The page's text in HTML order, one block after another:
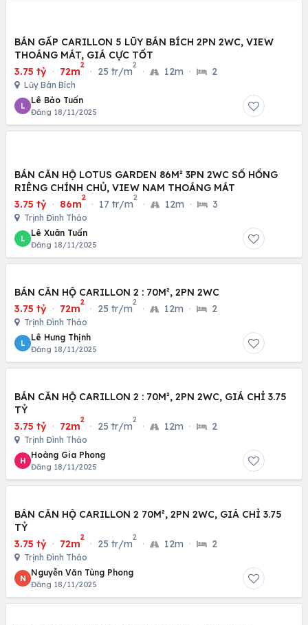
BÁN GẤP CARILLON 5 LŨY BÁN BÍCH 2PN 2WC, VIEW
THOÁNG MÁT, GIÁ CỰC TỐT
3.75 tỷ · 72m
2
· 25 tr/m
2
· 12m · 2
Lũy Bán Bích
L
Lê Bảo Tuấn
Đăng 18/11/2025
BÁN CĂN HỘ LOTUS GARDEN 86M² 3PN 2WC SỔ HỒNG
RIÊNG CHÍNH CHỦ, VIEW NAM THOÁNG MÁT
3.75 tỷ · 86m
2
· 17 tr/m
2
· 12m · 3
Trịnh Đình Thảo
L
Lê Xuân Tuấn
Đăng 18/11/2025
BÁN CĂN HỘ CARILLON 2 : 70M², 2PN 2WC
3.75 tỷ · 72m
2
· 25 tr/m
2
· 12m · 2
Trịnh Đình Thảo
L
Lê Hưng Thịnh
Đăng 18/11/2025
BÁN CĂN HỘ CARILLON 2 : 70M², 2PN 2WC, GIÁ CHỈ 3.75
TỶ
3.75 tỷ · 72m
2
· 25 tr/m
2
· 12m · 2
Trịnh Đình Thảo
H
Hoàng Gia Phong
Đăng 18/11/2025
BÁN CĂN HỘ CARILLON 2 70M², 2PN 2WC, GIÁ CHỈ 3.75
TỶ
3.75 tỷ · 72m
2
· 25 tr/m
2
· 12m · 2
Trịnh Đình Thảo
N
Nguyễn Văn Tùng Phong
Đăng 18/11/2025